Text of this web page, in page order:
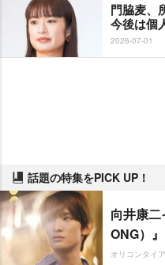
門脇麦、
今後は個
2026-07-01
話題の特集をPICK UP！
向井康
ONG）』
オリコンタイ